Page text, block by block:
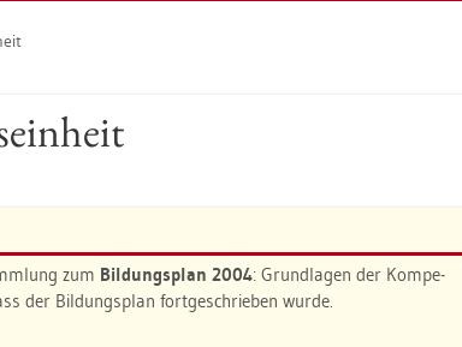
zum Bil­dungs­plan 2004: Grund­la­gen der Kom­pe­
der Bil­dungs­plan fort­ge­schrie­ben wurde.